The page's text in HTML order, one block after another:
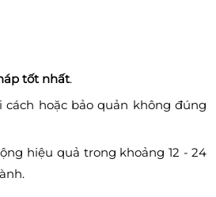
tốt nhất.
hoặc bảo quản không đúng
hiệu quả trong khoảng 12 - 24